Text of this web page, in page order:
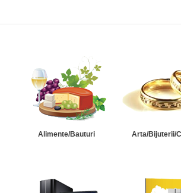
Alimente/Bauturi Arta/Bijuterii/